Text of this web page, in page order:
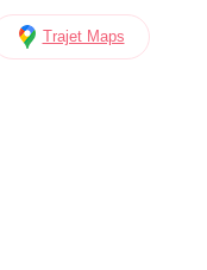
Trajet Maps